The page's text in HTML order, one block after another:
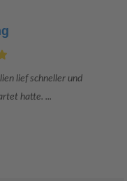
an Frau Adriana Sarca.
mehr als ...